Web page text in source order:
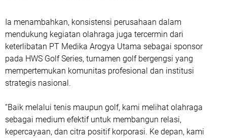
Ia menambahkan, konsistensi perusahaan dalam
mendukung kegiatan olahraga juga tercermin dari
keterlibatan PT Medika Arogya Utama sebagai sponsor
pada HWS Golf Series, turnamen golf bergengsi yang
mempertemukan komunitas profesional dan institusi
strategis nasional.
“Baik melalui tenis maupun golf, kami melihat olahraga
sebagai medium efektif untuk membangun relasi,
kepercayaan, dan citra positif korporasi. Ke depan, kami